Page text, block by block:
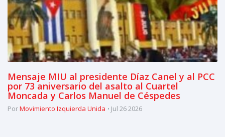
Mensaje MIU al presidente Díaz Canel y al PCC
por 73 aniversario del asalto al Cuartel
Moncada y Carlos Manuel de Céspedes
PorMovimiento Izquierda Unida Jul 26 2026